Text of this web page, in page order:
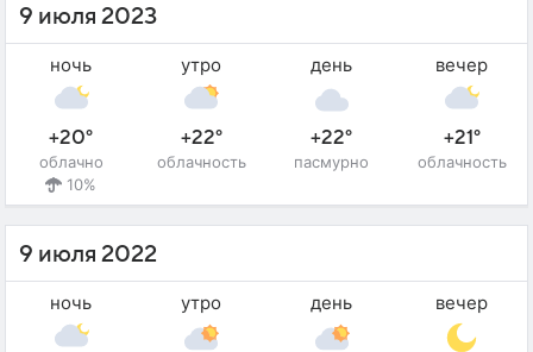
9 июля 2023
ночь
+20°
облачно
10%
утро
+22°
облачность
день
+22°
пасмурно
вечер
+21°
облачность
9 июля 2022
ночь утро день вечер